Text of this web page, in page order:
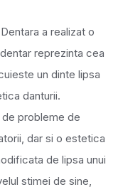
a realizat o
reprezinta cea
un dinte lipsa
danturii.
probleme de
dar si o estetica
de lipsa unui
stimei de sine,